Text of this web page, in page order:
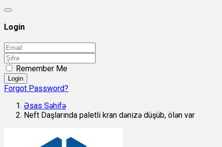
Login
Remember Me
Login
Forgot Password?
Əsas Səhifə
Neft Daşlarında paletli kran dənizə düşüb, ölən var